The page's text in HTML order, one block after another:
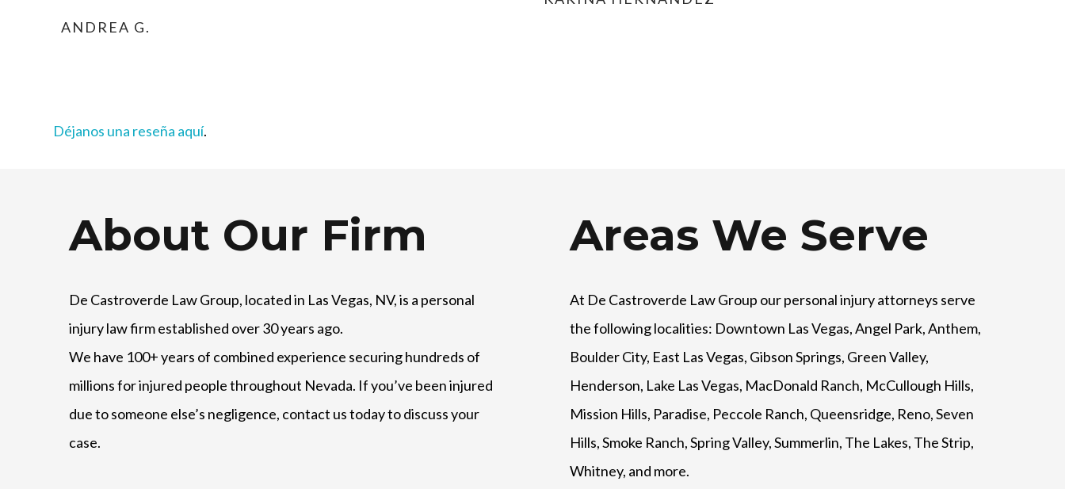
ANDREA G.
Déjanos una reseña aquí.
About Our Firm
De Castroverde Law Group, located in Las Vegas, NV, is a personal
injury law firm established over 30 years ago.
We have 100+ years of combined experience securing hundreds of
millions for injured people throughout Nevada. If you’ve been injured
due to someone else’s negligence, contact us today to discuss your
case.
Areas We Serve
At De Castroverde Law Group our personal injury attorneys serve
the following localities: Downtown Las Vegas, Angel Park, Anthem,
Boulder City, East Las Vegas, Gibson Springs, Green Valley,
Henderson, Lake Las Vegas, MacDonald Ranch, McCullough Hills,
Mission Hills, Paradise, Peccole Ranch, Queensridge, Reno, Seven
Hills, Smoke Ranch, Spring Valley, Summerlin, The Lakes, The Strip,
Whitney, and more.